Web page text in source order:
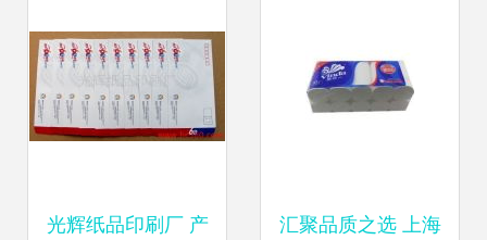
光辉纸品印刷厂 产 汇聚品质之选 上海